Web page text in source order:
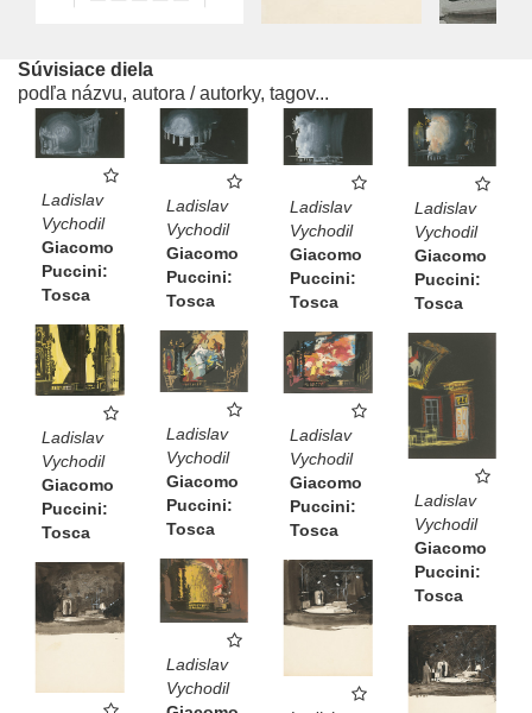
Súvisiace diela
podľa názvu, autora / autorky, tagov...
Ladislav
Vychodil
Giacomo
Puccini:
Tosca
Ladislav
Vychodil
Giacomo
Puccini:
Tosca
Ladislav
Vychodil
Giacomo
Puccini:
Tosca
Ladislav
Vychodil
Giacomo
Puccini:
Tosca
Ladislav
Vychodil
Giacomo
Puccini:
Tosca
Ladislav
Vychodil
Giacomo
Puccini:
Tosca
Ladislav
Vychodil
Giacomo
Puccini:
Tosca
Ladislav
Vychodil
Giacomo
Puccini:
Tosca
Ladislav
Vychodil